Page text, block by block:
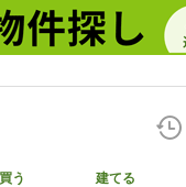
う 建てる